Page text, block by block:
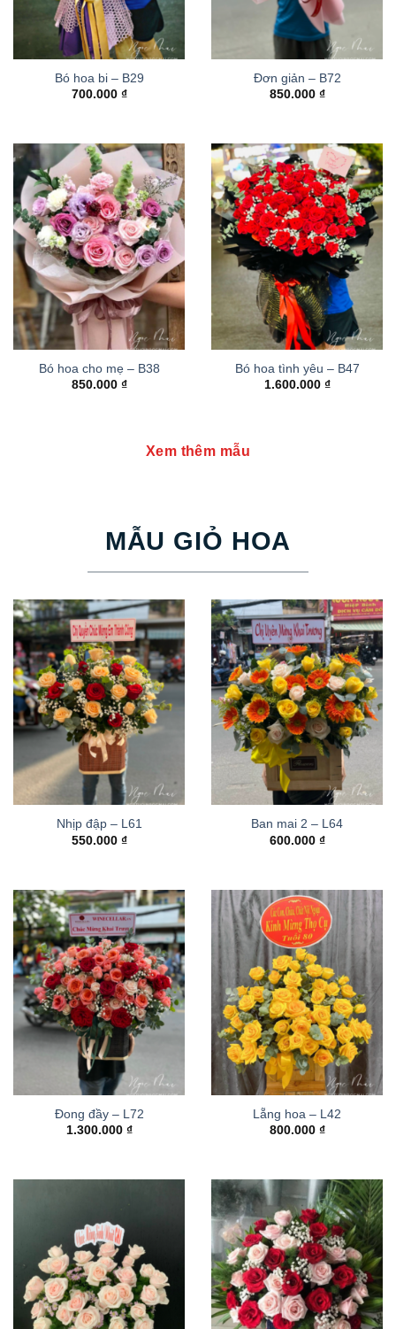
Bó hoa bi – B29
700.000 ₫
Đơn giản – B72
850.000 ₫
Bó hoa cho mẹ – B38
850.000 ₫
Bó hoa tình yêu – B47
1.600.000 ₫
Xem thêm mẫu
MẪU GIỎ HOA
Nhịp đập – L61
550.000 ₫
Ban mai 2 – L64
600.000 ₫
Đong đầy – L72
1.300.000 ₫
Lẵng hoa – L42
800.000 ₫